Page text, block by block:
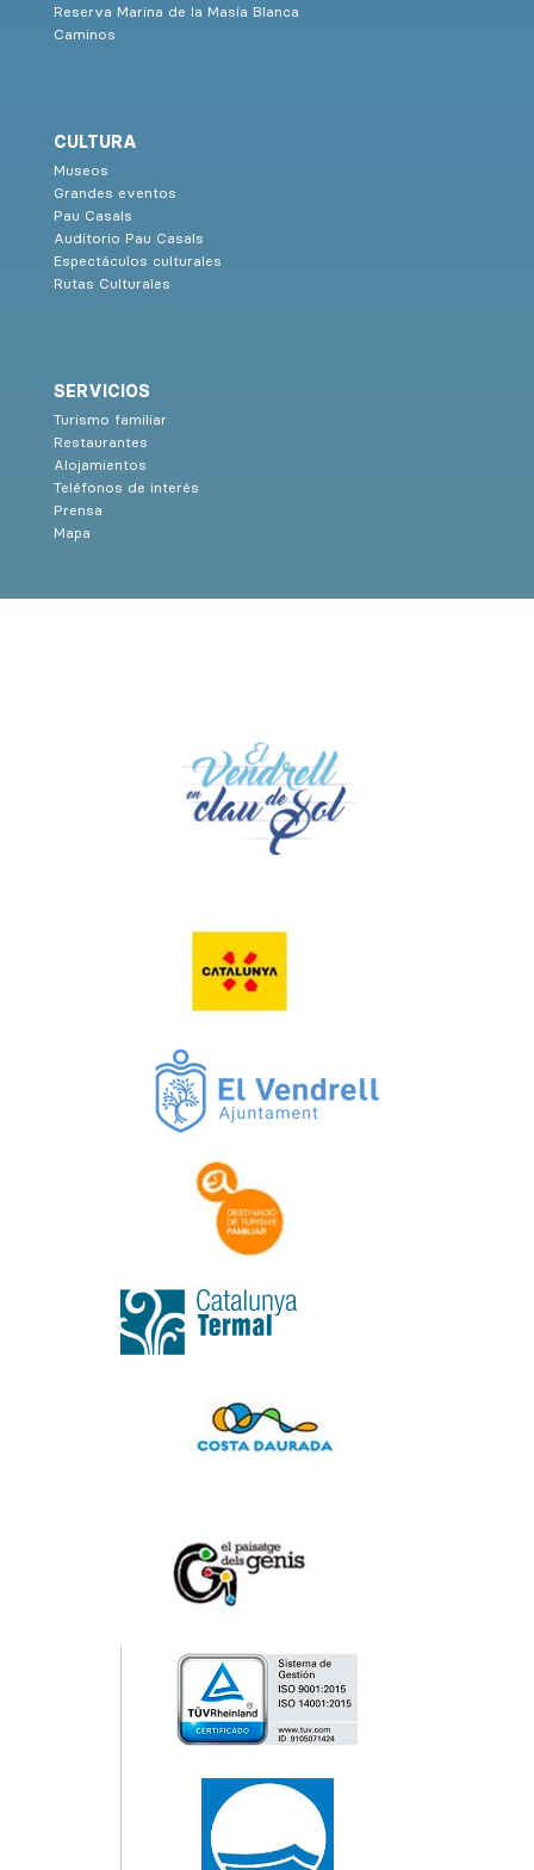
Reserva Marina de la Masía Blanca
Caminos
CULTURA
Museos
Grandes eventos
Pau Casals
Auditorio Pau Casals
Espectáculos culturales
Rutas Culturales
SERVICIOS
Turismo familiar
Restaurantes
Alojamientos
Teléfonos de interés
Prensa
Mapa